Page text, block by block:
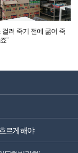
걸려 죽기 전에 굶어 죽
”
르게 해야